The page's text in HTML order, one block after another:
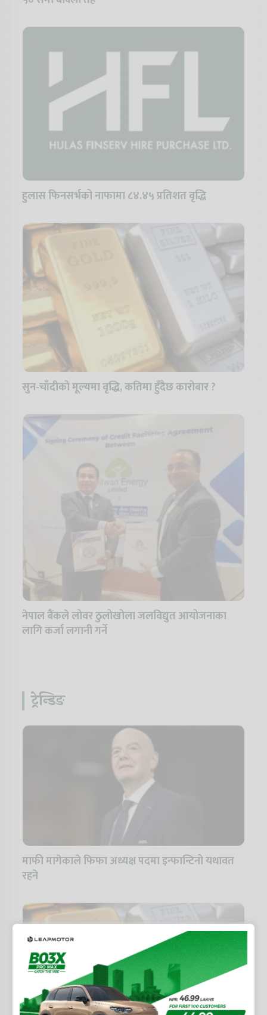
हुलास फिनसर्भको नाफामा ८४.४५ प्रतिशत वृद्धि
सुन-चाँदीको मूल्यमा वृद्धि, कतिमा हुँदैछ कारोबार ?
नेपाल बैंकले लोवर ठुलोखोला जलविद्युत आयोजनाका
लागि कर्जा लगानी गर्ने
ट्रेन्डिङ
माफी मागेकाले फिफा अध्यक्ष पदमा इन्फान्टिनो यथावत
रहने